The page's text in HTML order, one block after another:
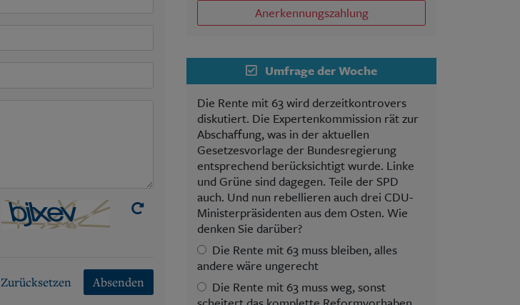
Zurücksetzen Absenden
Anerkennungszahlung
Umfrage der Woche
Die Rente mit 63 wird derzeitkontrovers
diskutiert. Die Expertenkommission rät zur
Abschaffung, was in der aktuellen
Gesetzesvorlage der Bundesregierung
entsprechend berücksichtigt wurde. Linke
und Grüne sind dagegen. Teile der SPD
auch. Und nun rebellieren auch drei CDU-
Ministerpräsidenten aus dem Osten. Wie
denken Sie darüber?
Die Rente mit 63 muss bleiben, alles
andere wäre ungerecht
Die Rente mit 63 muss weg, sonst